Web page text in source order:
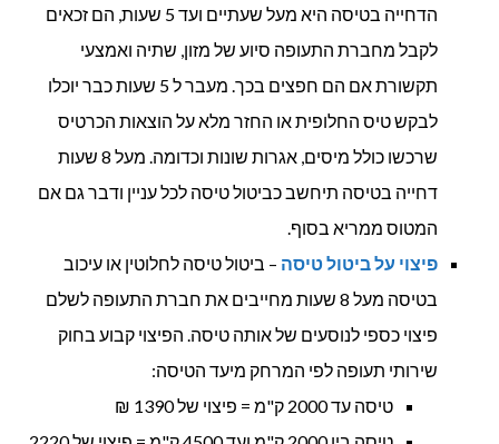
הדחייה בטיסה היא מעל שעתיים ועד 5 שעות, הם זכאים
לקבל מחברת התעופה סיוע של מזון, שתיה ואמצעי
תקשורת אם הם חפצים בכך. מעבר ל 5 שעות כבר יוכלו
לבקש טיס החלופית או החזר מלא על הוצאות הכרטיס
שרכשו כולל מיסים, אגרות שונות וכדומה. מעל 8 שעות
דחייה בטיסה תיחשב כביטול טיסה לכל עניין ודבר גם אם
המטוס ממריא בסוף.
פיצוי על ביטול טיסה – ביטול טיסה לחלוטין או עיכוב
בטיסה מעל 8 שעות מחייבים את חברת התעופה לשלם
פיצוי כספי לנוסעים של אותה טיסה. הפיצוי קבוע בחוק
שירותי תעופה לפי המרחק מיעד הטיסה:
טיסה עד 2000 ק"מ = פיצוי של 1390 ₪